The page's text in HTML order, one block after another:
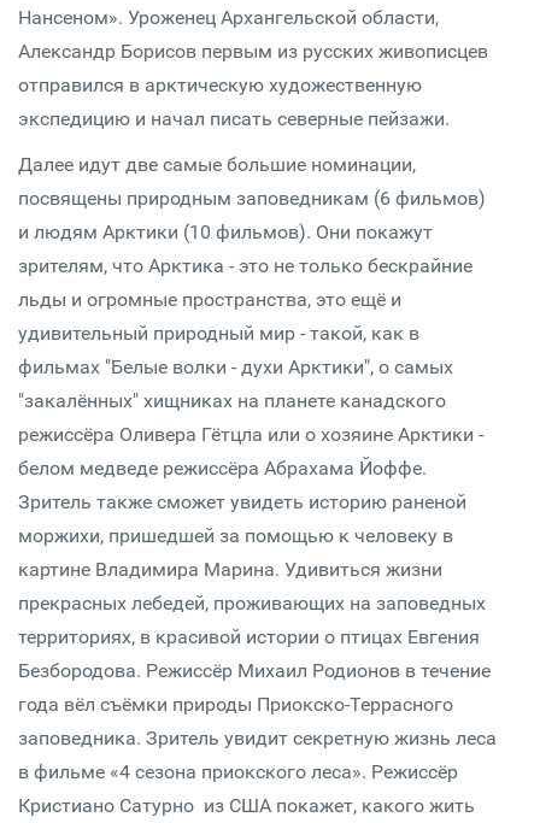
Нансеном». Уроженец Архангельской области,
Александр Борисов первым из русских живописцев
отправился в арктическую художественную
экспедицию и начал писать северные пейзажи.
Далее идут две самые большие номинации,
посвящены природным заповедникам (6 фильмов)
и людям Арктики (10 фильмов). Они покажут
зрителям, что Арктика - это не только бескрайние
льды и огромные пространства, это ещё и
удивительный природный мир - такой, как в
фильмах "Белые волки - духи Арктики", о самых
"закалённых" хищниках на планете канадского
режиссёра Оливера Гётцла или о хозяине Арктики -
белом медведе режиссёра Абрахама Йоффе.
Зритель также сможет увидеть историю раненой
моржихи, пришедшей за помощью к человеку в
картине Владимира Марина. Удивиться жизни
прекрасных лебедей, проживающих на заповедных
территориях, в красивой истории о птицах Евгения
Безбородова. Режиссёр Михаил Родионов в течение
года вёл съёмки природы Приокско-Террасного
заповедника. Зритель увидит секретную жизнь леса
в фильме «4 сезона приокского леса». Режиссёр
Кристиано Сатурно из США покажет, какого жить